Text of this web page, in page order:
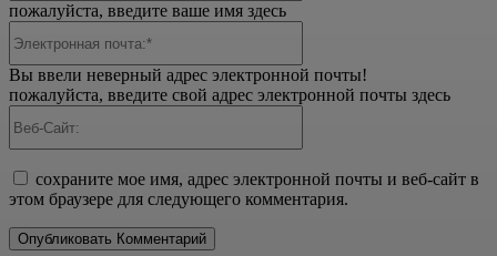
пожалуйста, введите ваше имя здесь
Вы ввели неверный адрес электронной почты!
пожалуйста, введите свой адрес электронной почты здесь
сохраните мое имя, адрес электронной почты и веб-сайт в
этом браузере для следующего комментария.